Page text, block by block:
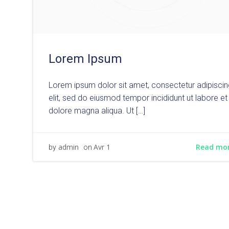
Lorem Ipsum
Lorem ipsum dolor sit amet, consectetur
elit, sed do eiusmod tempor incididunt ut labore et
dolore magna aliqua. Ut […]
by admin on Avr 1 Read